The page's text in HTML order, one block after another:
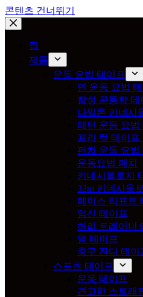
콘텐츠 건너뛰기
집
제품
운동 요법 테이프
면 운동 요법
합성 운동학 테
나일론 키네시
패턴 운동 요법
프리 컷 테이프
펀치 운동 요법
운동요법 패치
키네시올로지
32m 키네시올
페이스 리프트
임신 테이프
허리 트레이너
말 테이프
축구 잔디 테이
스포츠 테이프
운동 테이프
견고한 스트래